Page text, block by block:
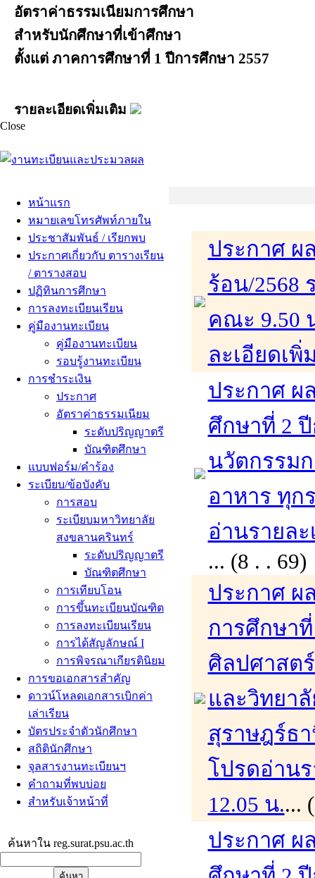
อัตราค่าธรรมเนียมการศึกษา
สำหรับนักศึกษาที่เข้าศึกษา
ตั้งแต่ ภาคการศึกษาที่ 1 ปีการศึกษา 2557
รายละเอียดเพิ่มเติม
Close
หน้าแรก
หมายเลขโทรศัพท์ภายใน
ประชาสัมพันธ์ / เรียกพบ
ประกาศเกี่ยวกับ ตารางเรียน
/ ตารางสอบ
ปฏิทินการศึกษา
การลงทะเบียนเรียน
คู่มืองานทะเบียน
คู่มืองานทะเบียน
รอบรู้งานทะเบียน
การชำระเงิน
ประกาศ
อัตราค่าธรรมเนียม
ระดับปริญญาตรี
บัณฑิตศึกษา
แบบฟอร์ม/คำร้อง
ระเบียบ/ข้อบังคับ
การสอบ
ระเบียบมหาวิทยาลัย
สงขลานครินทร์
ระดับปริญญาตรี
บัณฑิตศึกษา
การเทียบโอน
การขึ้นทะเบียนบัณฑิต
การลงทะเบียนเรียน
การได้สัญลักษณ์ I
การพิจรณาเกียรตินิยม
การขอเอกสารสำคัญ
ดาวน์โหลดเอกสารเบิกค่า
เล่าเรียน
บัตรประจำตัวนักศึกษา
สถิตินักศึกษา
จุลสารงานทะเบียนฯ
คำถามที่พบบ่อย
สำหรับเจ้าหน้าที่
ค้นหาใน reg.surat.psu.ac.th
ประกาศ ผ
ร้อน/2568
คณะ 9.50
ละเอียดเพิ่
ประกาศ ผ
ศึกษาที่ 2
นวัตกรรม
อาหาร ทุก
อ่านรายละ
... (8 . .
ประกาศ ผ
การศึกษา
ศิลปศาสต
และวิทยา
สุราษฎร์ธ
โปรดอ่านร
12.05 น....
ประกาศ ผ